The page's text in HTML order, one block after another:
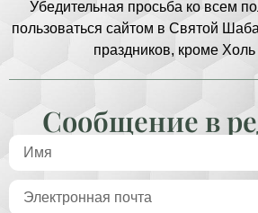
Убедительная просьба ко всем
пользоваться сайтом в Святой
праздников, кроме
Сообщение в